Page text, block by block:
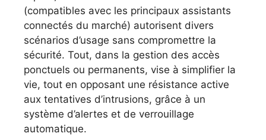
(compatibles avec les principaux assistants
connectés du marché) autorisent divers
scénarios d’usage sans compromettre la
sécurité. Tout, dans la gestion des accès
ponctuels ou permanents, vise à simplifier la
vie, tout en opposant une résistance active
aux tentatives d’intrusions, grâce à un
système d’alertes et de verrouillage
automatique.